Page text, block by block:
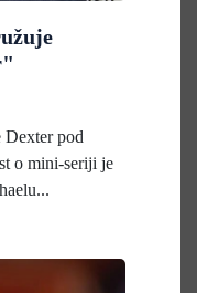
Dexter pod
o mini-seriji je